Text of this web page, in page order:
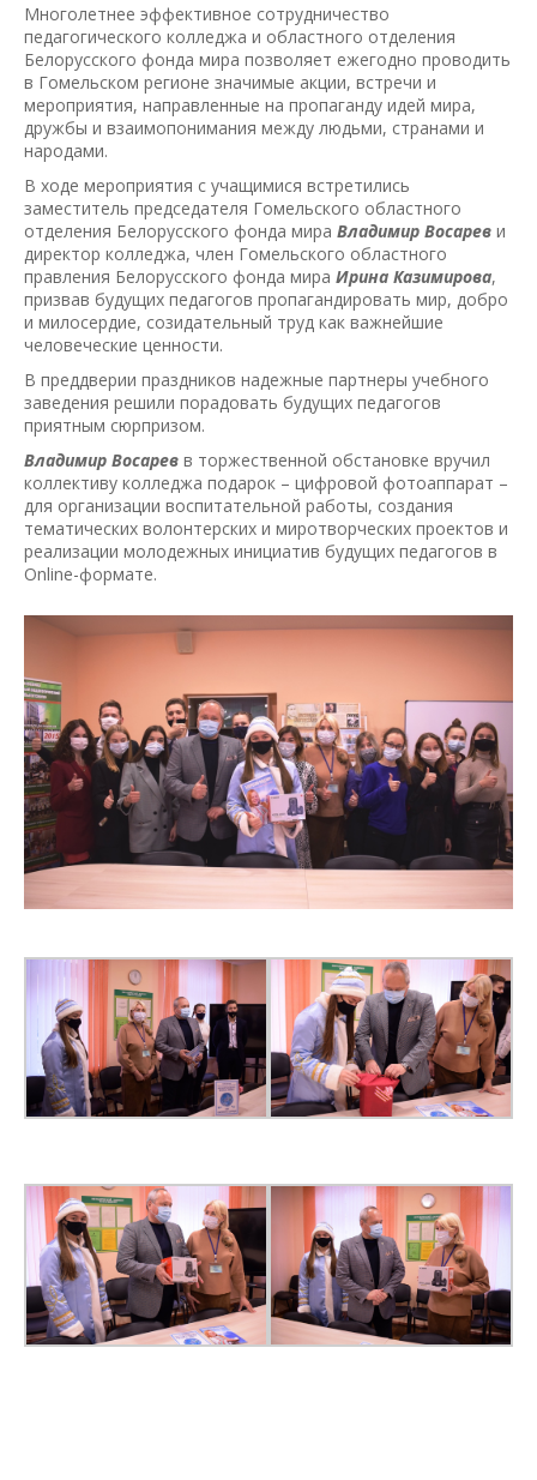
Многолетнее эффективное сотрудничество
педагогического колледжа и областного отделения
Белорусского фонда мира позволяет ежегодно проводить
в Гомельском регионе значимые акции, встречи и
мероприятия, направленные на пропаганду идей мира,
дружбы и взаимопонимания между людьми, странами и
народами.
В ходе мероприятия с учащимися встретились
заместитель председателя Гомельского областного
отделения Белорусского фонда мира Владимир Восарев и
директор колледжа, член Гомельского областного
правления Белорусского фонда мира Ирина Казимирова,
призвав будущих педагогов пропагандировать мир, добро
и милосердие, созидательный труд как важнейшие
человеческие ценности.
В преддверии праздников надежные партнеры учебного
заведения решили порадовать будущих педагогов
приятным сюрпризом.
Владимир Восарев в торжественной обстановке вручил
коллективу колледжа подарок – цифровой фотоаппарат –
для организации воспитательной работы, создания
тематических волонтерских и миротворческих проектов и
реализации молодежных инициатив будущих педагогов в
Online-формате.